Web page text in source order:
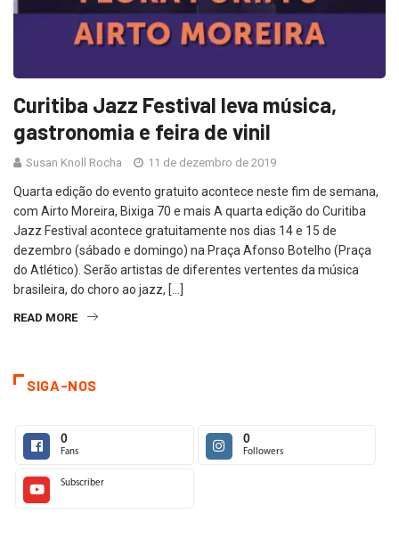
Curitiba Jazz Festival leva música,
gastronomia e feira de vinil
Susan Knoll Rocha 11 de dezembro de 2019
Quarta edição do evento gratuito acontece neste fim de semana,
com Airto Moreira, Bixiga 70 e mais A quarta edição do Curitiba
Jazz Festival acontece gratuitamente nos dias 14 e 15 de
dezembro (sábado e domingo) na Praça Afonso Botelho (Praça
do Atlético). Serão artistas de diferentes vertentes da música
brasileira, do choro ao jazz, […]
READ MORE
SIGA-NOS
0
Fans
0
Followers
Subscriber